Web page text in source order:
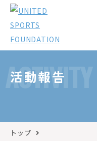
ACTIVITY
活動報告
トップ